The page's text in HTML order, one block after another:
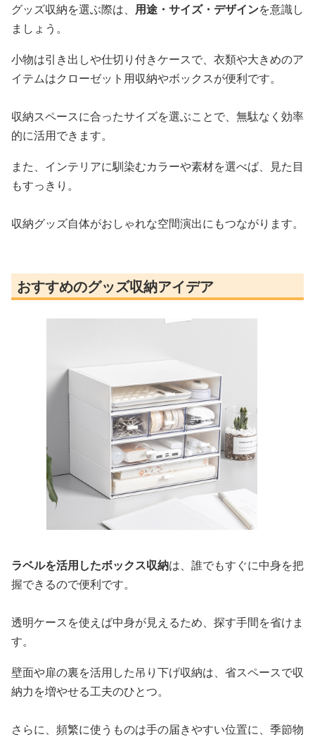
グッズ収納を選ぶ際は、 用途・サイズ・デザインを意識し
ましょう。
小物は引き出しや仕切り付きケースで、衣類や大きめのア
イテムはクローゼット用収納やボックスが便利です。
収納スペースに合ったサイズを選ぶことで、無駄なく効率
的に活用できます。
また、インテリアに馴染むカラーや素材を選べば、見た目
もすっきり。
収納グッズ自体がおしゃれな空間演出にもつながります。
おすすめのグッズ収納アイデア
ラベルを活用したボックス収納は、誰でもすぐに中身を把
握できるので便利です。
透明ケースを使えば中身が見えるため、探す手間を省けま
す。
壁面や扉の裏を活用した吊り下げ収納は、省スペースで収
納力を増やせる工夫のひとつ。
さらに、頻繁に使うものは手の届きやすい位置に、季節物